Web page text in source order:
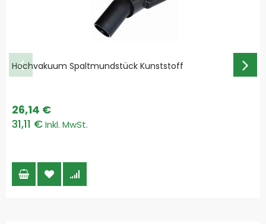
Hochvakuum Spaltmundstück Kunststoff
31,11 €
26,14 €